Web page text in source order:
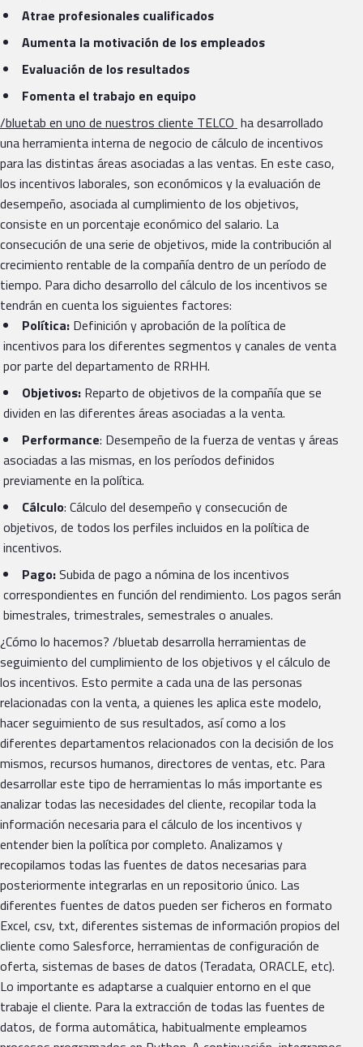
Atrae profesionales cualificados
Aumenta la motivación de los empleados
Evaluación de los resultados
Fomenta el trabajo en equipo
/bluetab en uno de nuestros cliente TELCO ha desarrollado
una herramienta interna de negocio de cálculo de incentivos
para las distintas áreas asociadas a las ventas. En este caso,
los incentivos laborales, son económicos y la evaluación de
desempeño, asociada al cumplimiento de los objetivos,
consiste en un porcentaje económico del salario. La
consecución de una serie de objetivos, mide la contribución al
crecimiento rentable de la compañía dentro de un período de
tiempo. Para dicho desarrollo del cálculo de los incentivos se
tendrán en cuenta los siguientes factores:
Política: Definición y aprobación de la política de
incentivos para los diferentes segmentos y canales de venta
por parte del departamento de RRHH.
Objetivos: Reparto de objetivos de la compañía que se
dividen en las diferentes áreas asociadas a la venta.
Performance: Desempeño de la fuerza de ventas y áreas
asociadas a las mismas, en los períodos definidos
previamente en la política.
Cálculo: Cálculo del desempeño y consecución de
objetivos, de todos los perfiles incluidos en la política de
incentivos.
Pago:Subida de pago a nómina de los incentivos
correspondientes en función del rendimiento. Los pagos serán
bimestrales, trimestrales, semestrales o anuales.
¿Cómo lo hacemos? /bluetab desarrolla herramientas de
seguimiento del cumplimiento de los objetivos y el cálculo de
los incentivos. Esto permite a cada una de las personas
relacionadas con la venta, a quienes les aplica este modelo,
hacer seguimiento de sus resultados, así como a los
diferentes departamentos relacionados con la decisión de los
mismos, recursos humanos, directores de ventas, etc. Para
desarrollar este tipo de herramientas lo más importante es
analizar todas las necesidades del cliente, recopilar toda la
información necesaria para el cálculo de los incentivos y
entender bien la política por completo. Analizamos y
recopilamos todas las fuentes de datos necesarias para
posteriormente integrarlas en un repositorio único. Las
diferentes fuentes de datos pueden ser ficheros en formato
Excel, csv, txt, diferentes sistemas de información propios del
cliente como Salesforce, herramientas de configuración de
oferta, sistemas de bases de datos (Teradata, ORACLE, etc).
Lo importante es adaptarse a cualquier entorno en el que
trabaje el cliente. Para la extracción de todas las fuentes de
datos, de forma automática, habitualmente empleamos